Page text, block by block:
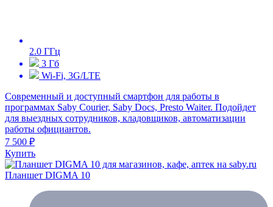
2.0 ГГц
3 Гб
Wi-Fi, 3G/LTE
Современный и доступный смартфон для работы в
программах Saby Courier, Saby Docs, Presto Waiter. Подойдет
для выездных сотрудников, кладовщиков, автоматизации
работы официантов.
7 500 ₽
Купить
Планшет DIGMA 10